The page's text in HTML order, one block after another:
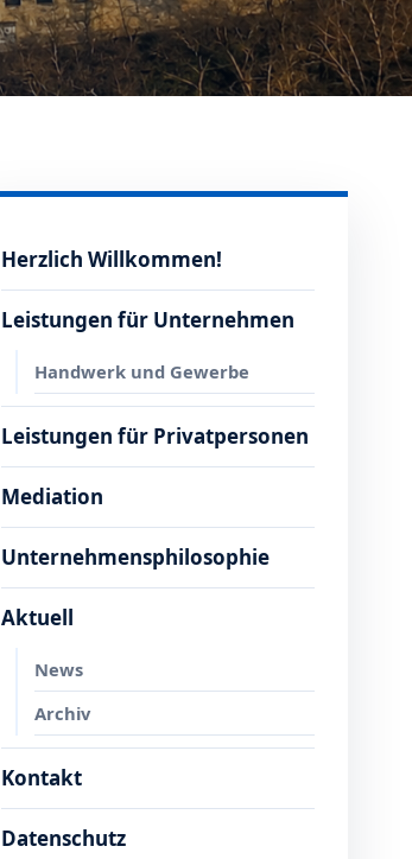
Herzlich Willkommen!
Leistungen für Unternehmen
Handwerk und Gewerbe
Leistungen für Privatpersonen
Mediation
Unternehmensphilosophie
Aktuell
News
Archiv
Kontakt
Datenschutz